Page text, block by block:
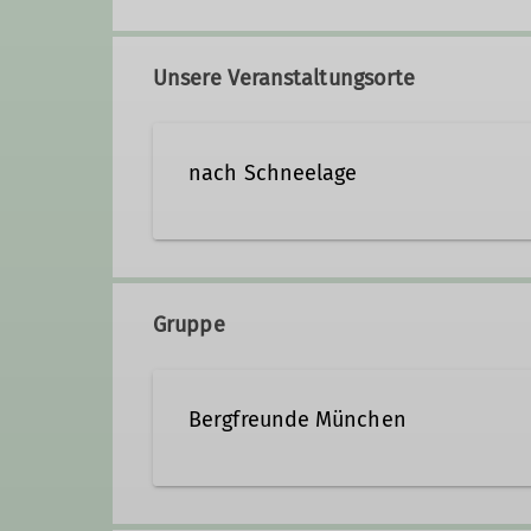
Trainer*in C Skibergsteigen
Unsere Veranstaltungsorte
nach Schneelage
Gruppe
Bergfreunde München